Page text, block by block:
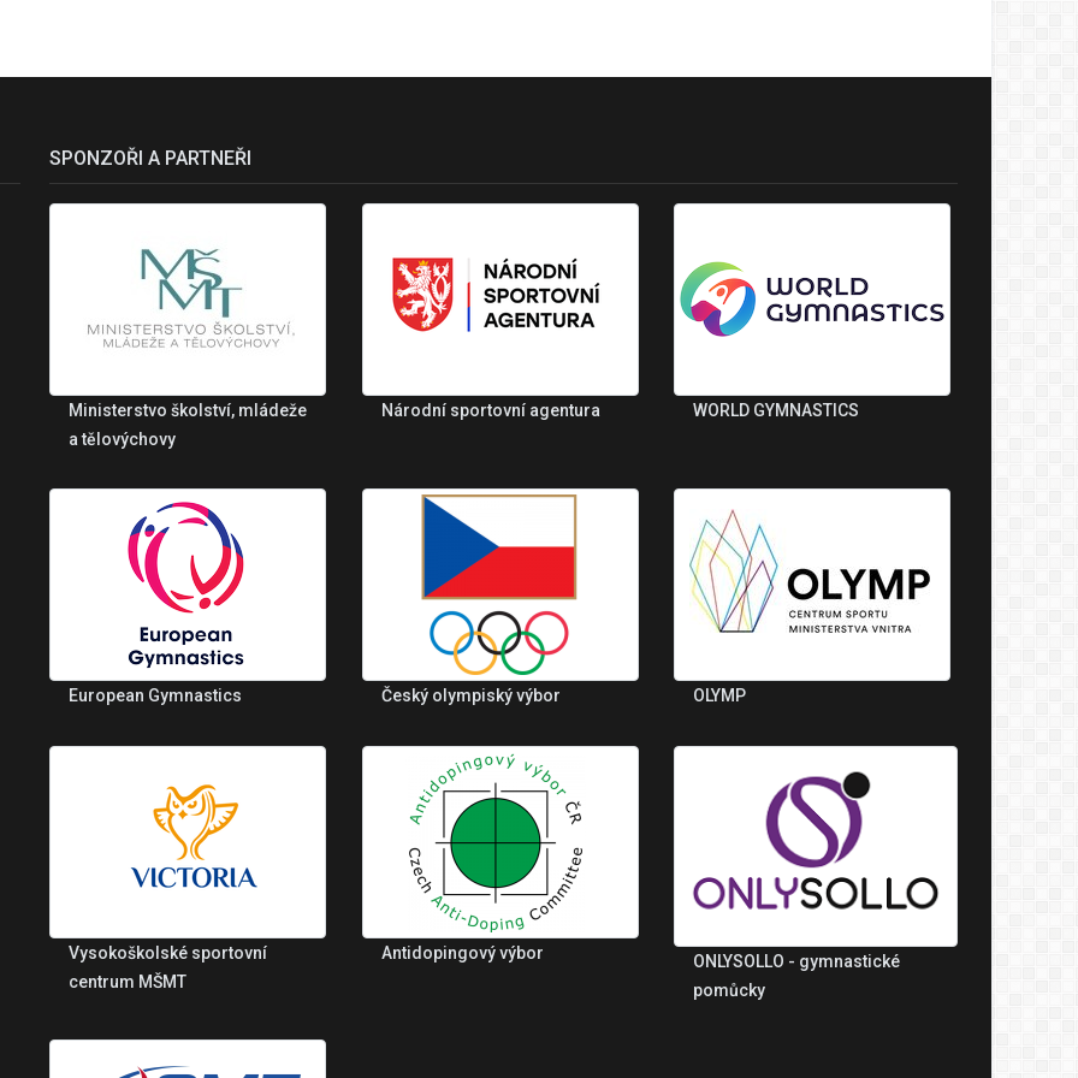
SPONZOŘI A PARTNEŘI
Ministerstvo školství, mládeže
a tělovýchovy
Národní sportovní agentura WORLD GYMNASTICS
European Gymnastics Český olympiský výbor OLYMP
Vysokoškolské sportovní
centrum MŠMT
Antidopingový výbor
ONLYSOLLO - gymnastické
pomůcky